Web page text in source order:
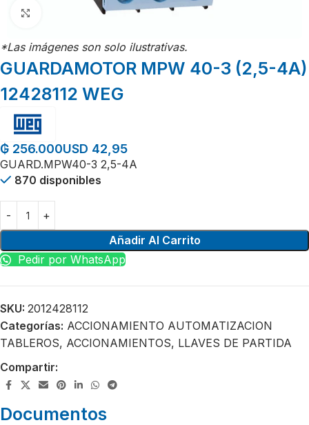
Click para agrandar
*Las imágenes son solo ilustrativas.
GUARDAMOTOR MPW 40-3 (2,5-4A)
12428112 WEG
₲ 256.000USD 42,95
GUARD.MPW40-3 2,5-4A
870 disponibles
Añadir Al Carrito
Pedir por WhatsApp
SKU: 2012428112
Categorías: ACCIONAMIENTO AUTOMATIZACION
TABLEROS, ACCIONAMIENTOS, LLAVES DE PARTIDA
Compartir:
Documentos